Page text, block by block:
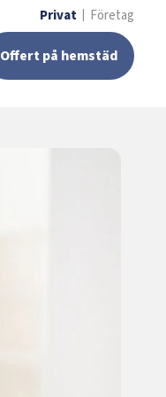
Privat Företag
Offert på hemstäd